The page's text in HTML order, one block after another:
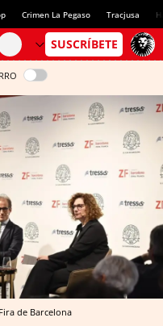
Crimen La Pegaso Tracjusa
Fira de Barcelona